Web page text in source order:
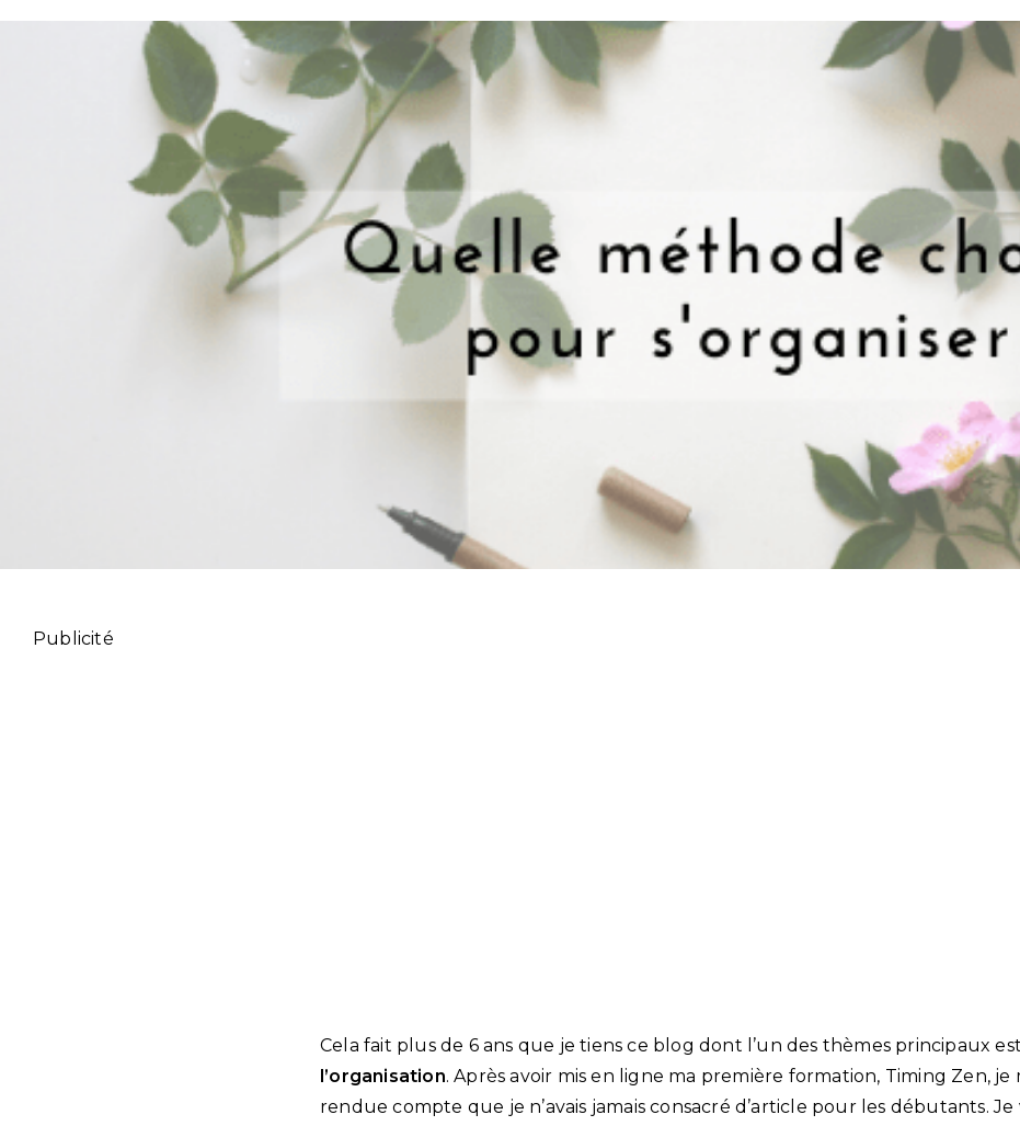
Publicité
Cela fait plus de 6 ans que je tiens ce blog dont l’un des thèmes principaux est
l’organisation. Après avoir mis en ligne ma première formation, Timing Zen, je
rendue compte que je n’avais jamais consacré d’article pour les débutants.